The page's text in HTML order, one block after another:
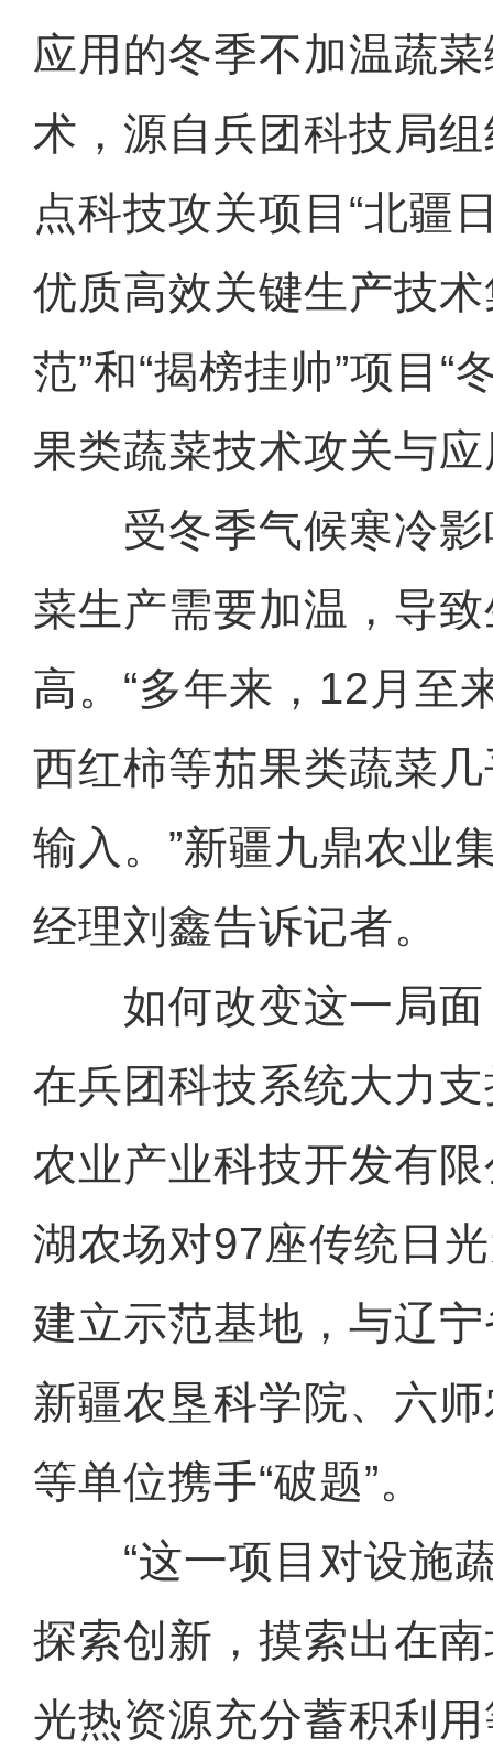
应用的冬季不加温蔬
术，源自兵团科技局
点科技攻关项目“北疆
优质高效关键生产技
范”和“揭榜挂帅”项目“
果类蔬菜技术攻关与应
受冬季气候寒冷影
菜生产需要加温，导
高。“多年来，12月至
西红柿等茄果类蔬菜
输入。”新疆九鼎农业
经理刘鑫告诉记者。
如何改变这一局面
在兵团科技系统大力
农业产业科技开发有
湖农场对97座传统日
建立示范基地，与辽
新疆农垦科学院、六
等单位携手“破题”。
“这一项目对设施蔬
探索创新，摸索出在
光热资源充分蓄积利